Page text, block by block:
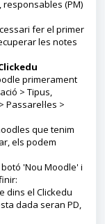
responsables (PM)
fer el primer
les notes
primerament
> Tipus,
>
que tenim
els podem
'Nou Moodle' i
dins el Clickedu
dada seran PD,